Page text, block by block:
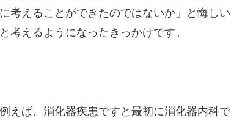
考えることができたのではないか」と悔しい
考えるようになったきっかけです。
えば、消化器疾患ですと最初に消化器内科で